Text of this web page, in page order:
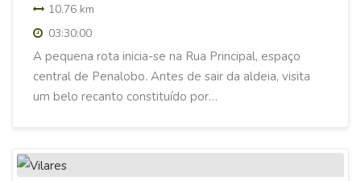
10.76 km
03:30:00
A pequena rota inicia-se na Rua Principal, espaço
central de Penalobo. Antes de sair da aldeia, visita
um belo recanto constituído por…